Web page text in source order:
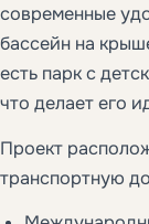
современные
бассейн на
есть парк с
что делает его
Проект
транспортную